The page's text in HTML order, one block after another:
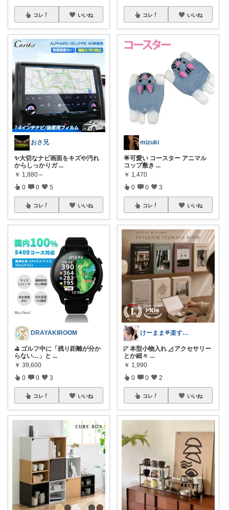
コレ いいね
おさ兄
✨大切なナビ画面をキズや汚れ
からしっかりガ ...
￥ 1,880～
0 0 5
コレ いいね
DRAYAKIROOM
⛳ ゴルフ中に「残り距離が分か
らない…」と ...
￥ 39,600
0 0 3
コレ いいね
コレ いいね
mizuki
🌟可愛い コースター アニマル
コップ敷き ...
￥ 1,470
0 0 3
コレ いいね
けーまま𖤐楽する家づくり☀︎*.｡
◸ 本型小物入れ ◿ アクセサリー
とか細々 ...
￥ 1,990
0 0 2
コレ いいね